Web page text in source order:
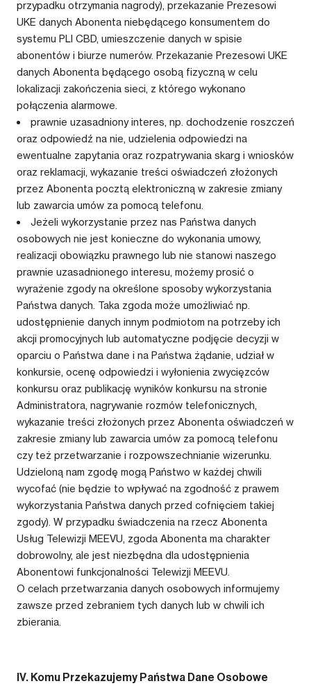
przypadku otrzymania nagrody), przekazanie Prezesowi
UKE danych Abonenta niebędącego konsumentem do
systemu PLI CBD, umieszczenie danych w spisie
abonentów i biurze numerów. Przekazanie Prezesowi UKE
danych Abonenta będącego osobą fizyczną w celu
lokalizacji zakończenia sieci, z którego wykonano
połączenia alarmowe.
prawnie uzasadniony interes, np. dochodzenie roszczeń
oraz odpowiedź na nie, udzielenia odpowiedzi na
ewentualne zapytania oraz rozpatrywania skarg i wniosków
oraz reklamacji, wykazanie treści oświadczeń złożonych
przez Abonenta pocztą elektroniczną w zakresie zmiany
lub zawarcia umów za pomocą telefonu.
Jeżeli wykorzystanie przez nas Państwa danych
osobowych nie jest konieczne do wykonania umowy,
realizacji obowiązku prawnego lub nie stanowi naszego
prawnie uzasadnionego interesu, możemy prosić o
wyrażenie zgody na określone sposoby wykorzystania
Państwa danych. Taka zgoda może umożliwiać np.
udostępnienie danych innym podmiotom na potrzeby ich
akcji promocyjnych lub automatyczne podjęcie decyzji w
oparciu o Państwa dane i na Państwa żądanie, udział w
konkursie, ocenę odpowiedzi i wyłonienia zwycięzców
konkursu oraz publikację wyników konkursu na stronie
Administratora, nagrywanie rozmów telefonicznych,
wykazanie treści złożonych przez Abonenta oświadczeń w
zakresie zmiany lub zawarcia umów za pomocą telefonu
czy też przetwarzanie i rozpowszechnianie wizerunku.
Udzieloną nam zgodę mogą Państwo w każdej chwili
wycofać (nie będzie to wpływać na zgodność z prawem
wykorzystania Państwa danych przed cofnięciem takiej
zgody). W przypadku świadczenia na rzecz Abonenta
Usług Telewizji MEEVU, zgoda Abonenta ma charakter
dobrowolny, ale jest niezbędna dla udostępnienia
Abonentowi funkcjonalności Telewizji MEEVU.
O celach przetwarzania danych osobowych informujemy
zawsze przed zebraniem tych danych lub w chwili ich
zbierania.
IV. Komu Przekazujemy Państwa Dane Osobowe